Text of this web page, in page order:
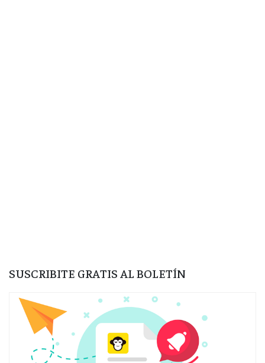
SUSCRIBITE GRATIS AL BOLETÍN